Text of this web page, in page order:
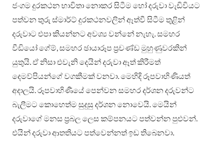
ජංගම දුරකථන භාවිතා නොකර සිටීම හෝ දරුවා වැඩිවියට
පත්වන තුරු ස්මාර්ට් දුරකථනවලින් ඈත්වී සිටීම තුළින්
දරුවාට එපා කියන්නට අවශ්‍ය වන්නේ නැහැ. සමහර
වීඩියෝ ගේම්, සමහර ඡායාරූප ප්‍රචණ්ඩ මුහුණුවරකින්
යුතුයි. ඒ නිසා එවැනි දෙයින් දරුවා ඈත් කිරීමත්
දෙමව්පියන්ගේ වගකීමක් වනවා. මෙහිදි රූපවාහිණියත්
අදාලයි. රූපවාහිණීයේ පෙන්වන සමහර දර්ශන දරුවන්ට
බැලීමට කොහෙත්ම සුදුසු දර්ශන නොවෙයි. මෙයින්
දරුවාගේ මනස ප්‍රබල ලෙස කම්පනයට පත්වන්න පුළුවන්.
එයින් දරුවා ආතතියට පත්වෙන්නත් ඉඩ තිබෙනවා.